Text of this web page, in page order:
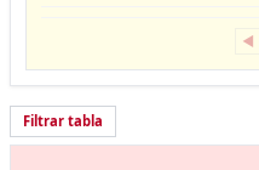
◀
Filtrar tabla